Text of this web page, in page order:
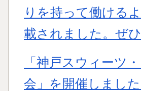
りを持って働ける
載されました。ぜ
「神戸スウィーツ
会」を開催しました